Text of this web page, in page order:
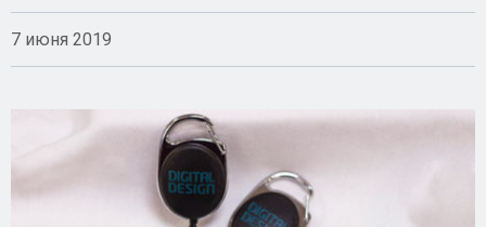
7 июня 2019